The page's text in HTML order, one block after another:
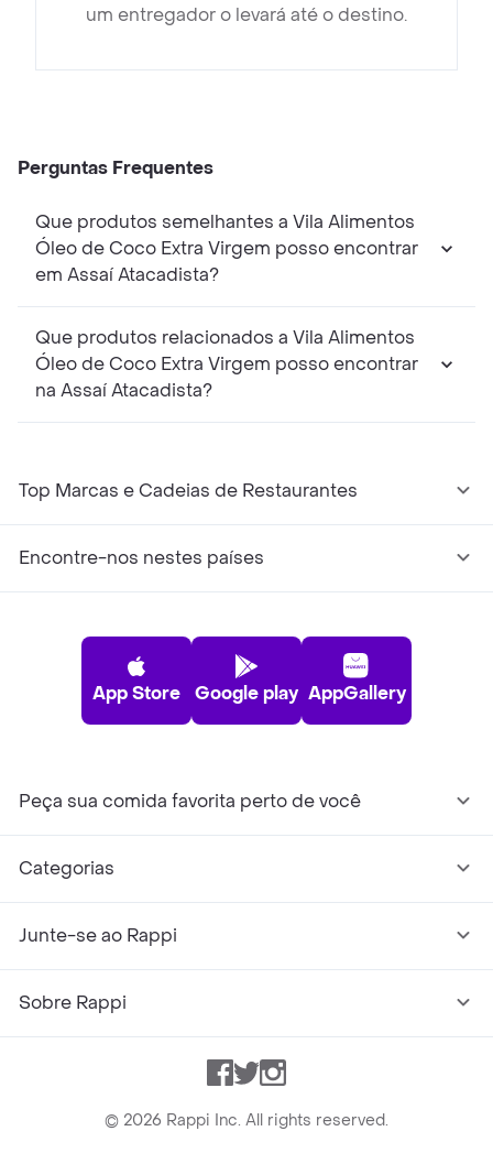
um entregador o levará até o destino.
Perguntas Frequentes
Que produtos semelhantes a Vila Alimentos
Óleo de Coco Extra Virgem posso encontrar
em Assaí Atacadista?
Que produtos relacionados a Vila Alimentos
Óleo de Coco Extra Virgem posso encontrar
na Assaí Atacadista?
Top Marcas e Cadeias de Restaurantes
Encontre-nos nestes países
App Store Google play AppGallery
Peça sua comida favorita perto de você
Categorias
Junte-se ao Rappi
Sobre Rappi
Facebook
TwitterInstagram
© 2026 Rappi Inc. All rights reserved.